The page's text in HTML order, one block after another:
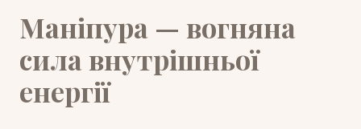
Маніпура — вогняна
сила внутрішньої
енергії